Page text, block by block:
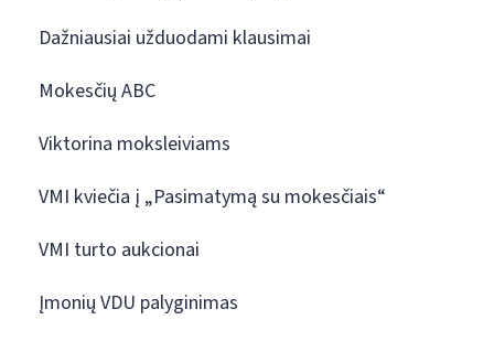
Dažniausiai užduodami klausimai
Mokesčių ABC
Viktorina moksleiviams
VMI kviečia į „Pasimatymą su mokesčiais“
VMI turto aukcionai
Įmonių VDU palyginimas